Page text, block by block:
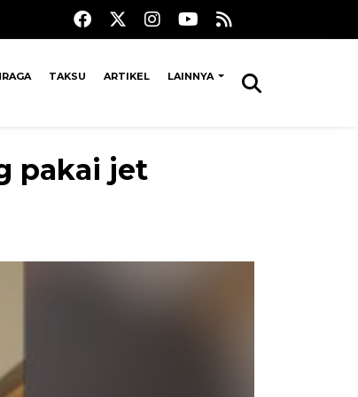
TAKSU ARTIKEL LAINNYA
pakai jet